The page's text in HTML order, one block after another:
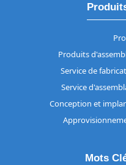
Produits
Service de
Service
Conception et
Mots